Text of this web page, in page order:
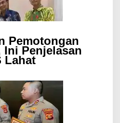
Pemotongan
Ini Penjelasan
Lahat